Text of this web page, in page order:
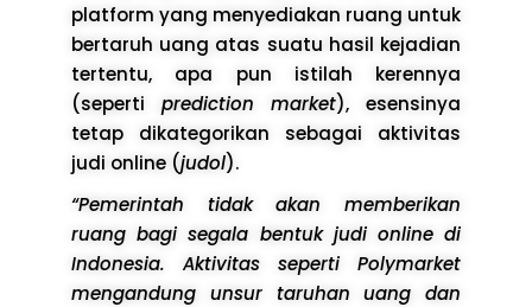
platform yang menyediakan ruang untuk
bertaruh uang atas suatu hasil kejadian
tertentu, apa pun istilah kerennya
(seperti prediction market), esensinya
tetap dikategorikan sebagai aktivitas
judi online (judol).
“Pemerintah tidak akan memberikan
ruang bagi segala bentuk judi online di
Indonesia. Aktivitas seperti Polymarket
mengandung unsur taruhan uang dan